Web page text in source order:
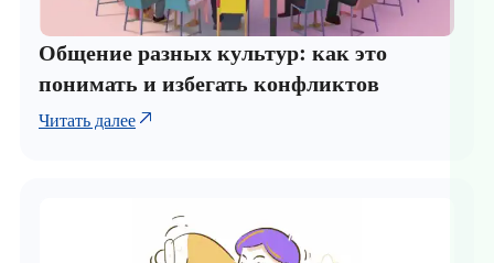
Общение разных культур: как это
понимать и избегать конфликтов
Читать далее